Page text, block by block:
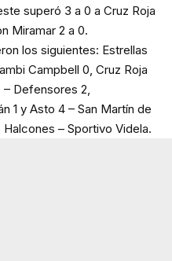
superó 3 a 0 a Cruz Roja
Miramar 2 a 0.
los siguientes: Estrellas
Campbell 0, Cruz Roja
– Defensores 2,
1 y Asto 4 – San Martín de
– Sportivo Videla.